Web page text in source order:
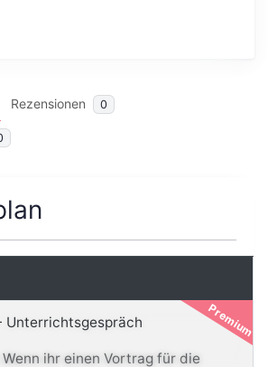
Rezensionen 0
Premium
Unterrichtsgespräch
ihr einen Vortrag für die